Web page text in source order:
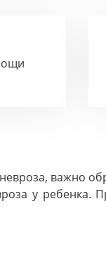
важно
у